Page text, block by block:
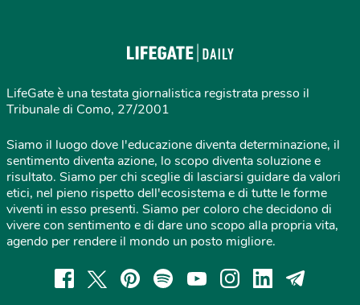
LifeGate è una testata giornalistica registrata presso il
Tribunale di Como, 27/2001
Siamo il luogo dove l'educazione diventa determinazione, il
sentimento diventa azione, lo scopo diventa soluzione e
risultato. Siamo per chi sceglie di lasciarsi guidare da valori
etici, nel pieno rispetto dell'ecosistema e di tutte le forme
viventi in esso presenti. Siamo per coloro che decidono di
vivere con sentimento e di dare uno scopo alla propria vita,
agendo per rendere il mondo un posto migliore.